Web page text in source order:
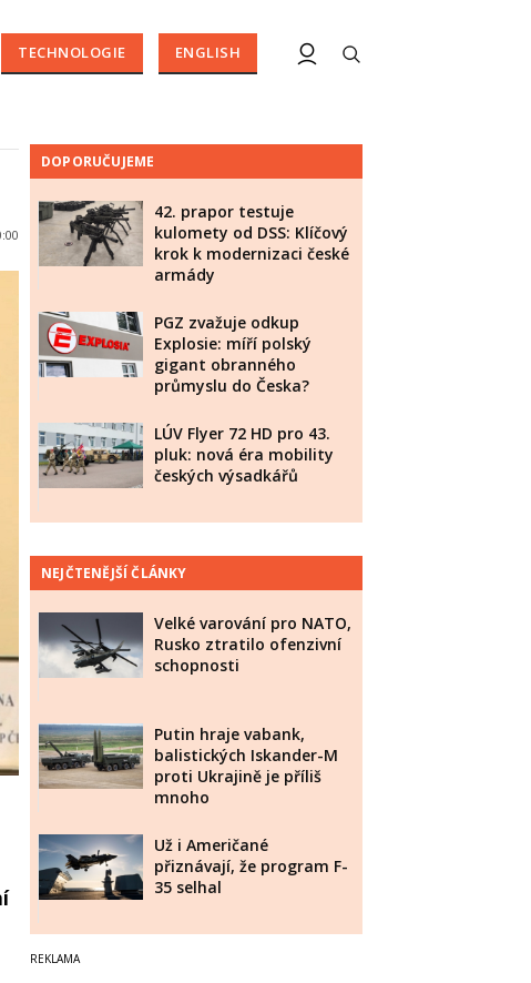
TECHNOLOGIE ENGLISH
DOPORUČUJEME
42. prapor testuje
kulomety od DSS: Klíčový
krok k modernizaci české
armády
PGZ zvažuje odkup
Explosie: míří polský
gigant obranného
průmyslu do Česka?
LÚV Flyer 72 HD pro 43.
pluk: nová éra mobility
českých výsadkářů
NEJČTENĚJŠÍ ČLÁNKY
Velké varování pro NATO,
Rusko ztratilo ofenzivní
schopnosti
Putin hraje vabank,
balistických Iskander-M
proti Ukrajině je příliš
mnoho
Už i Američané
přiznávají, že program F-
35 selhal